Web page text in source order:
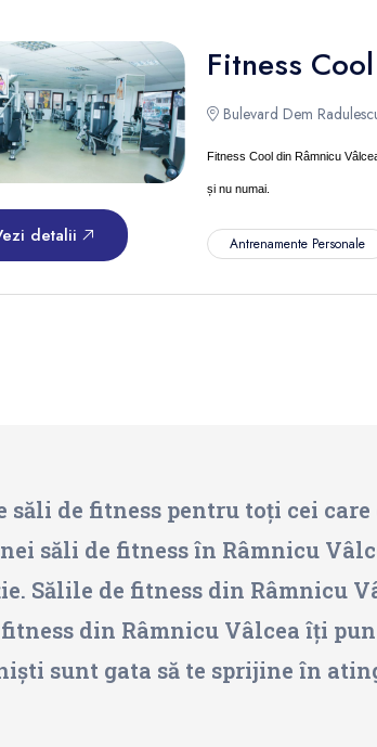
detalii
Fitness Cool
Bulevard Dem
Fitness Cool din Râmnicu
și nu numai.
Antrenamente Personale
săli de fitness pentru toți cei
săli de fitness în Râmnicu
Sălile de fitness din Râmnicu
din Râmnicu Vâlcea îți
sunt gata să te sprijine în